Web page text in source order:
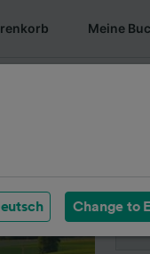
Meine
Change to